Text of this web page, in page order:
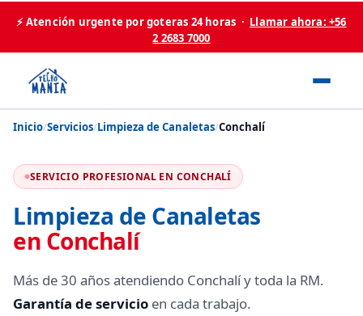
⚡ Atención urgente por goteras 24 horas · Llamar ahora: +56
2 2683 7000
Inicio/Servicios/Limpieza de Canaletas/Conchalí
SERVICIO PROFESIONAL EN CONCHALÍ
Limpieza de Canaletas
en Conchalí
Más de 30 años atendiendo Conchalí y toda la RM.
Garantía de servicio en cada trabajo.